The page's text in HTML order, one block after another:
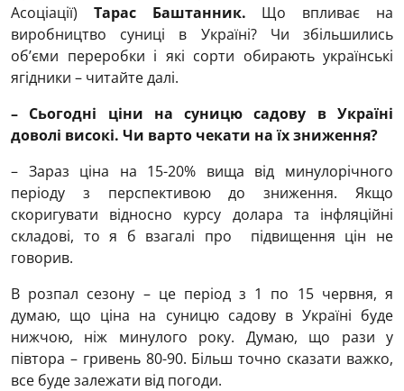
Асоціації) Тарас Баштанник. Що впливає на
виробництво суниці в Україні? Чи збільшились
об’єми переробки і які сорти обирають українські
ягідники – читайте далі.
– Сьогодні ціни на суницю садову в Україні
доволі високі. Чи варто чекати на їх зниження?
– Зараз ціна на 15-20% вища від минулорічного
періоду з перспективою до зниження. Якщо
скоригувати відносно курсу долара та інфляційні
складові, то я б взагалі про підвищення цін не
говорив.
В розпал сезону – це період з 1 по 15 червня, я
думаю, що ціна на суницю садову в Україні буде
нижчою, ніж минулого року. Думаю, що рази у
півтора – гривень 80-90. Більш точно сказати важко,
все буде залежати від погоди.